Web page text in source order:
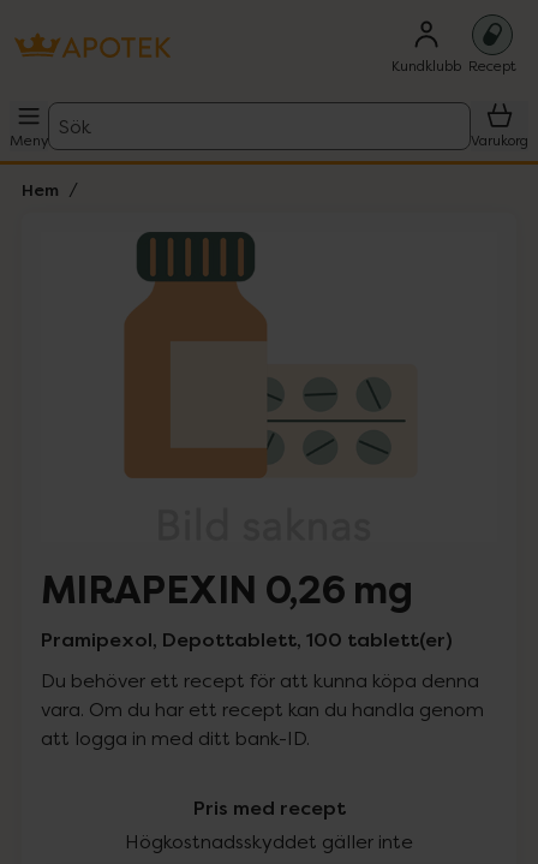
Kundklubb Recept
Meny
Sök
Varukorg
Hem
Lista: . Innehåller 1 objekt.
MIRAPEXIN 0,26 mg
Pramipexol, Depottablett, 100 tablett(er)
Du behöver ett recept för att kunna köpa denna
vara. Om du har ett recept kan du handla genom
att logga in med ditt bank-ID.
Pris med recept
Högkostnadsskyddet gäller inte